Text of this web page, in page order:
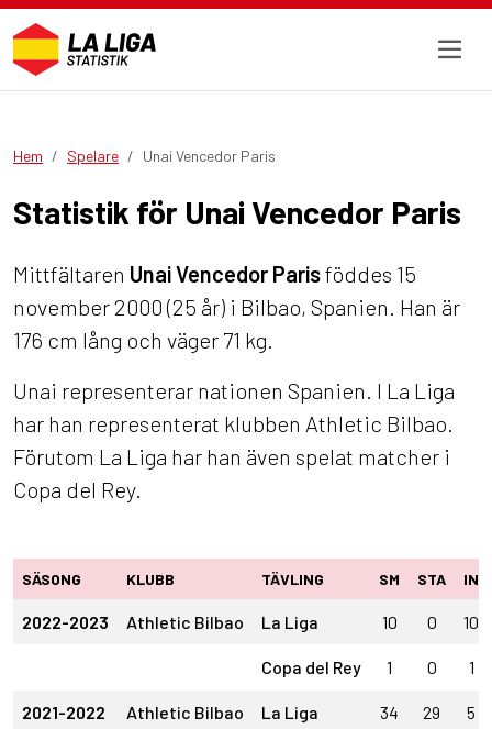
Hem Spelare Unai Vencedor Paris
Statistik för Unai Vencedor Paris
Mittfältaren Unai Vencedor Parisföddes 15
november 2000 (25 år) i Bilbao, Spanien. Han är
176 cm lång och väger 71 kg.
Unai representerar nationen Spanien. I La Liga
har han representerat klubben Athletic Bilbao.
Förutom La Liga har han även spelat matcher i
Copa del Rey.
SÄSONG KLUBB TÄVLING SM STA IN
2022-2023 Athletic Bilbao La Liga 10 0 10
Copa del Rey 1 0 1
2021-2022 Athletic Bilbao La Liga 34 29 5